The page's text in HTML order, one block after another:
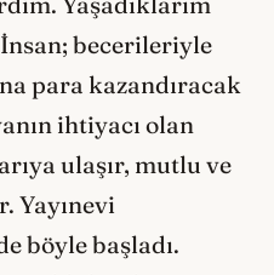
becerileriyle
para kazandıracak
ihtiyacı olan
ulaşır, mutlu ve
Yayınevi
böyle başladı.